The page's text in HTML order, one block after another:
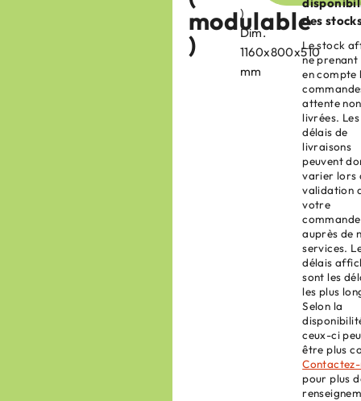
modulable
)
)
Dim.
1160x800x510
mm
des
Le stock
ne prenant
en compte
attente non
livrées. Les
délais de
livraisons
peuvent
varier lors
validation
votre
commande
auprès de
services.
délais
sont les
les plus
Selon la
ceux-ci
être plus
pour plus